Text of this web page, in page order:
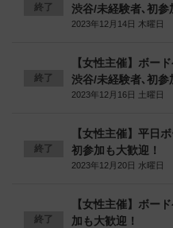
終了
渋谷/未経験者､初参
2023年12月14日 木曜日
終了
【女性主催】ボー
渋谷/未経験者､初参
2023年12月16日 土曜日
終了
【女性主催】平日
初参加も大歓迎！
2023年12月20日 水曜日
終了
【女性主催】ボー
加も大歓迎！